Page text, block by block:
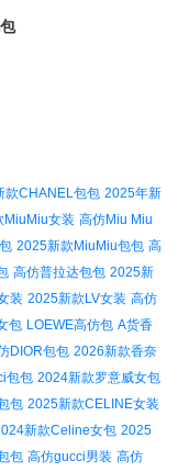
款CHANEL包包 2025年新
MiuMiu女装 高仿Miu Miu
2025新款MiuMiu包包 高
高仿普拉达包包 2025新
装 2025新款LV女装 高仿
包 LOEWE高仿包 A货香
DIOR包包 2026新款香奈
包包 2024新款罗意威女包
包 2025新款CELINE女装
新款Celine女包 2025
包 高仿gucci男装 高仿